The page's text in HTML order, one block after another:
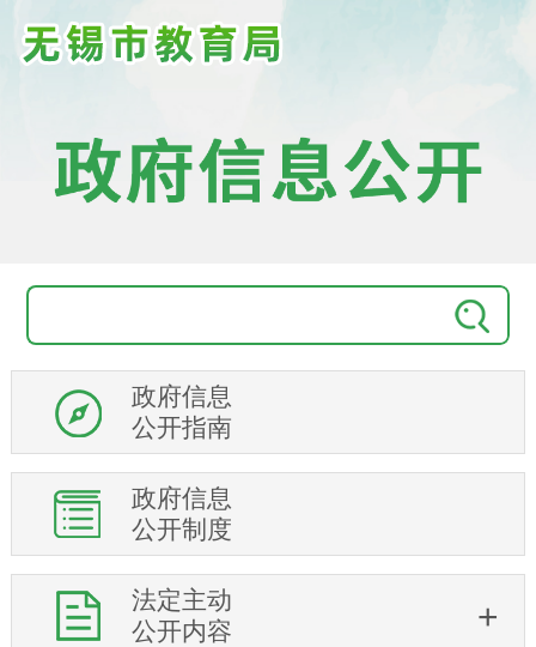
政府信息
公开指南
政府信息
公开制度
法定主动
公开内容